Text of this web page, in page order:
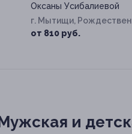
Оксаны Усибалиевой
г. Мытищи,
д. 11
от 810 руб.
и